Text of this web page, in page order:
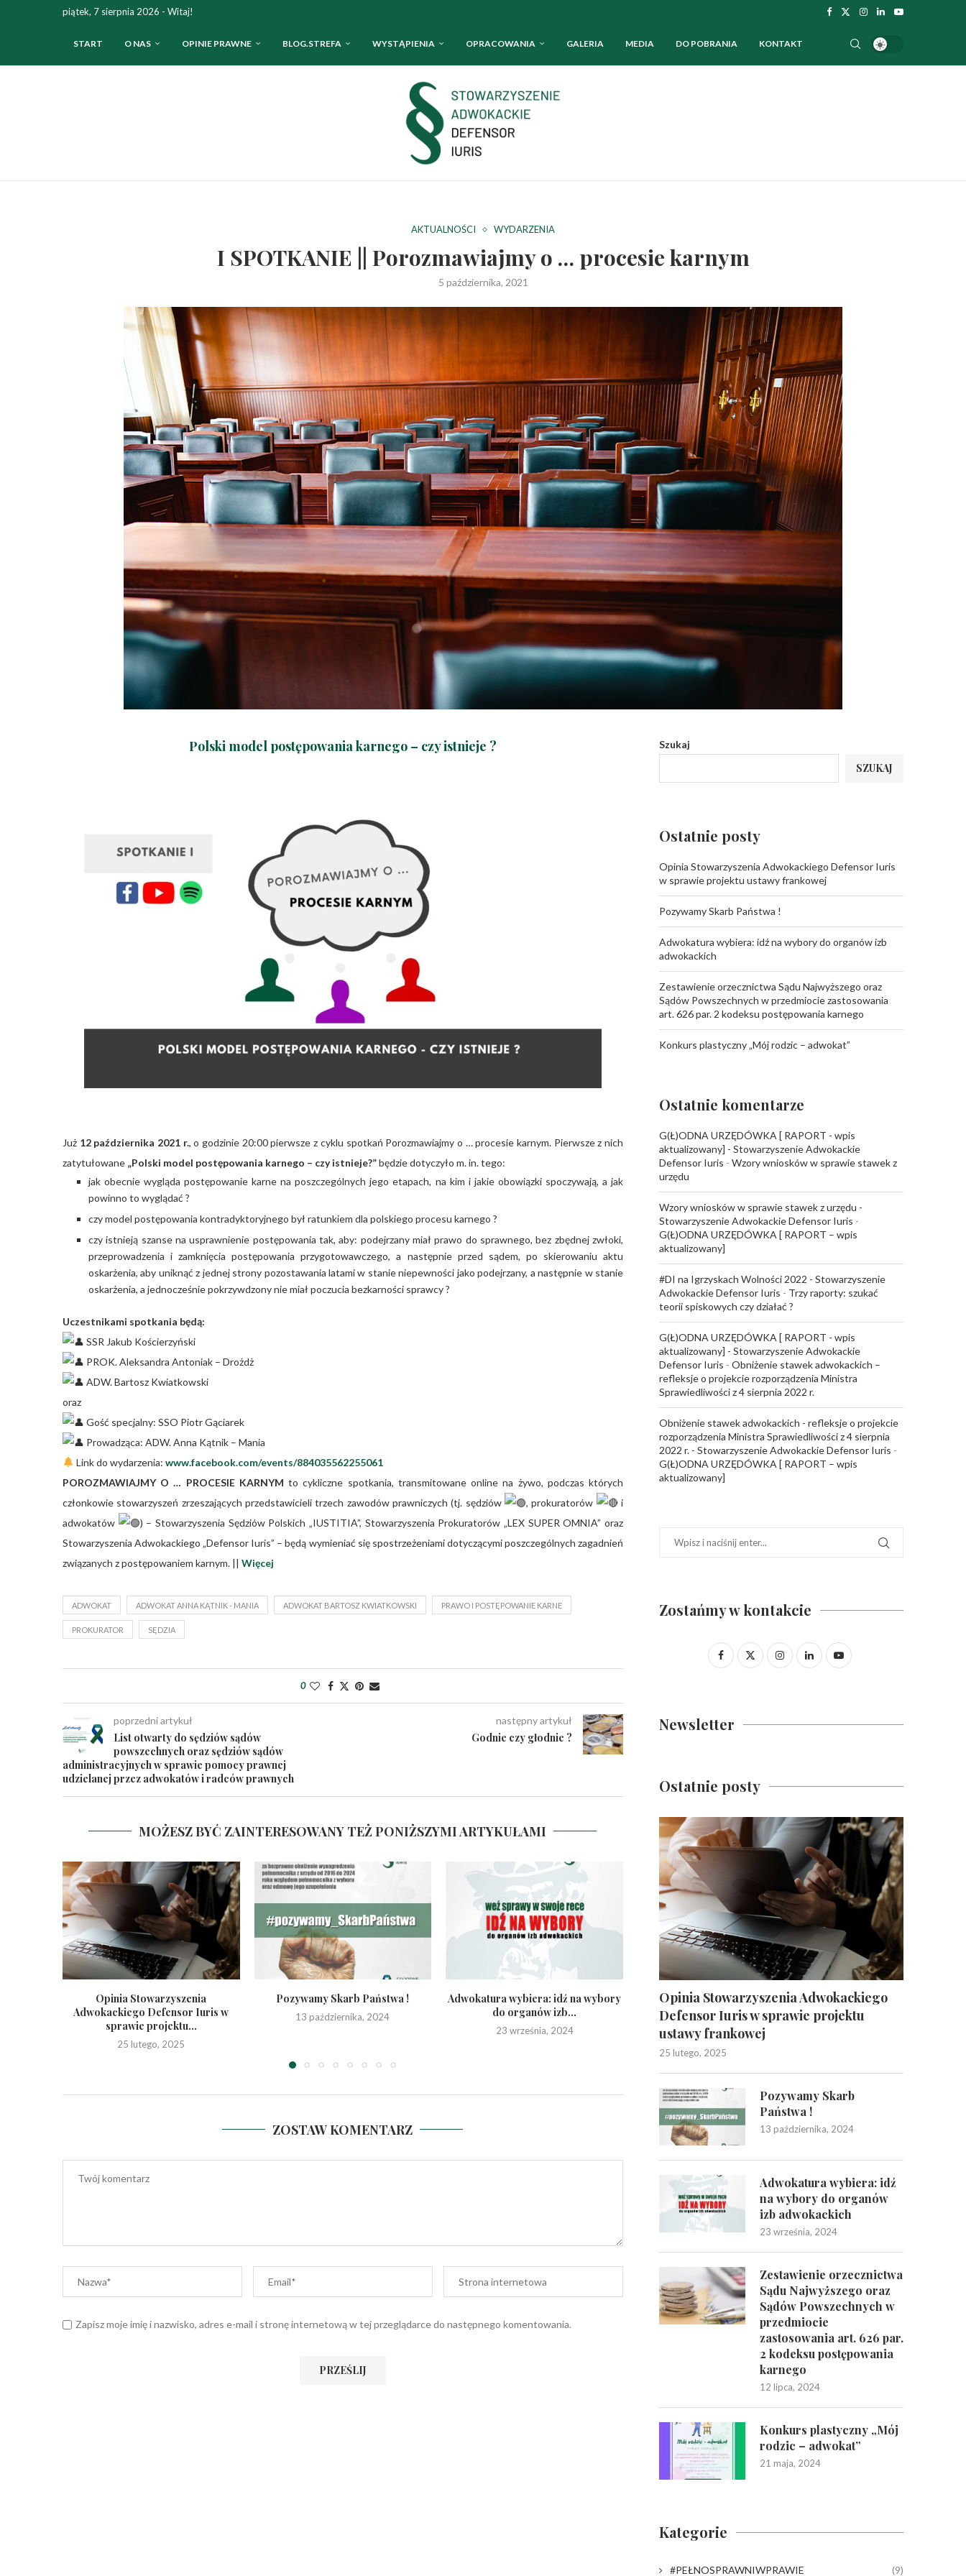
piątek, 7 sierpnia 2026 - Witaj!
START O NAS OPINIE PRAWNE BLOG.STREFA WYSTĄPIENIA OPRACOWANIA GALERIA MEDIA DO POBRANIA KONTAKT
AKTUALNOŚCI WYDARZENIA
I SPOTKANIE || Porozmawiajmy o … procesie karnym
5 października, 2021
Polski model postępowania karnego – czy istnieje ?
Już 12 października 2021 r., o godzinie 20:00 pierwsze z cyklu spotkań Porozmawiajmy o … procesie karnym. Pierwsze z nich
zatytułowane „Polski model postępowania karnego – czy istnieje?”będzie dotyczyło m. in. tego:
jak obecnie wygląda postępowanie karne na poszczególnych jego etapach, na kim i jakie obowiązki spoczywają, a jak
powinno to wyglądać ?
czy model postępowania kontradyktoryjnego był ratunkiem dla polskiego procesu karnego ?
czy istnieją szanse na usprawnienie postępowania tak, aby: podejrzany miał prawo do sprawnego, bez zbędnej zwłoki,
przeprowadzenia i zamknięcia postępowania przygotowawczego, a następnie przed sądem, po skierowaniu aktu
oskarżenia, aby uniknąć z jednej strony pozostawania latami w stanie niepewności jako podejrzany, a następnie w stanie
oskarżenia, a jednocześnie pokrzywdzony nie miał poczucia bezkarności sprawcy ?
Uczestnikami spotkania będą:
SSR Jakub Kościerzyński
PROK. Aleksandra Antoniak – Drożdż
ADW. Bartosz Kwiatkowski
oraz
Gość specjalny: SSO Piotr Gąciarek
Prowadząca: ADW. Anna Kątnik – Mania
Link do wydarzenia: www.facebook.com/events/884035562255061
POROZMAWIAJMY O … PROCESIE KARNYM to cykliczne spotkania, transmitowane online na żywo, podczas których
członkowie stowarzyszeń zrzeszających przedstawicieli trzech zawodów prawniczych (tj. sędziów
, prokuratorów
i
adwokatów
) – Stowarzyszenia Sędziów Polskich „IUSTITIA”, Stowarzyszenia Prokuratorów „LEX SUPER OMNIA” oraz
Stowarzyszenia Adwokackiego „Defensor Iuris” – będą wymieniać się spostrzeżeniami dotyczącymi poszczególnych zagadnień
związanych z postępowaniem karnym. || Więcej
ADWOKAT ADWOKAT ANNA KĄTNIK - MANIA ADWOKAT BARTOSZ KWIATKOWSKI PRAWO I POSTĘPOWANIE KARNE
PROKURATOR SĘDZIA
0
poprzedni artykuł
List otwarty do sędziów sądów
powszechnych oraz sędziów sądów
administracyjnych w sprawie pomocy prawnej
udzielanej przez adwokatów i radców prawnych
następny artykuł
Godnie czy głodnie ?
MOŻESZ BYĆ ZAINTERESOWANY TEŻ PONIŻSZYMI ARTYKUŁAMI
Opinia Stowarzyszenia
Adwokackiego Defensor Iuris w
sprawie projektu...
25 lutego, 2025
Pozywamy Skarb Państwa !
13 października, 2024
Adwokatura wybiera: idź na wybory
do organów izb...
23 września, 2024
Zestawienie orzecznictwa Sądu
Najwyższego oraz Sądów
Powszechnych w...
12 lipca, 2024
Konkurs plastyczny „Mój
ZOSTAW KOMENTARZ
Zapisz moje imię i nazwisko, adres e-mail i stronę internetową w tej przeglądarce do następnego komentowania.
Szukaj
SZUKAJ
Ostatnie posty
Opinia Stowarzyszenia Adwokackiego Defensor Iuris
w sprawie projektu ustawy frankowej
Pozywamy Skarb Państwa !
Adwokatura wybiera: idź na wybory do organów izb
adwokackich
Zestawienie orzecznictwa Sądu Najwyższego oraz
Sądów Powszechnych w przedmiocie zastosowania
art. 626 par. 2 kodeksu postępowania karnego
Konkurs plastyczny „Mój rodzic – adwokat”
Ostatnie komentarze
G(Ł)ODNA URZĘDÓWKA [ RAPORT - wpis
aktualizowany] - Stowarzyszenie Adwokackie
Defensor Iuris - Wzory wniosków w sprawie stawek z
urzędu
Wzory wniosków w sprawie stawek z urzędu -
Stowarzyszenie Adwokackie Defensor Iuris -
G(Ł)ODNA URZĘDÓWKA [ RAPORT – wpis
aktualizowany]
#DI na Igrzyskach Wolności 2022 - Stowarzyszenie
Adwokackie Defensor Iuris - Trzy raporty: szukać
teorii spiskowych czy działać ?
G(Ł)ODNA URZĘDÓWKA [ RAPORT - wpis
aktualizowany] - Stowarzyszenie Adwokackie
Defensor Iuris - Obniżenie stawek adwokackich –
refleksje o projekcie rozporządzenia Ministra
Sprawiedliwości z 4 sierpnia 2022 r.
Obniżenie stawek adwokackich - refleksje o projekcie
rozporządzenia Ministra Sprawiedliwości z 4 sierpnia
2022 r. - Stowarzyszenie Adwokackie Defensor Iuris -
G(Ł)ODNA URZĘDÓWKA [ RAPORT – wpis
aktualizowany]
Zostańmy w kontakcie
Newsletter
Ostatnie posty
Opinia Stowarzyszenia Adwokackiego
Defensor Iuris w sprawie projektu
ustawy frankowej
25 lutego, 2025
Pozywamy Skarb
Państwa !
13 października, 2024
Adwokatura wybiera: idź
na wybory do organów
izb adwokackich
23 września, 2024
Zestawienie orzecznictwa
Sądu Najwyższego oraz
Sądów Powszechnych w
przedmiocie
zastosowania art. 626 par.
2 kodeksu postępowania
karnego
12 lipca, 2024
Konkurs plastyczny „Mój
rodzic – adwokat”
21 maja, 2024
Kategorie
#PEŁNOSPRAWNIWPRAWIE (9)